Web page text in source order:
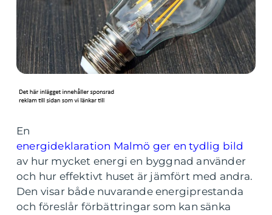
En
energideklaration Malmö ger en tydlig bild
av hur mycket energi en byggnad använder
och hur effektivt huset är jämfört med andra.
Den visar både nuvarande energiprestanda
och föreslår förbättringar som kan sänka